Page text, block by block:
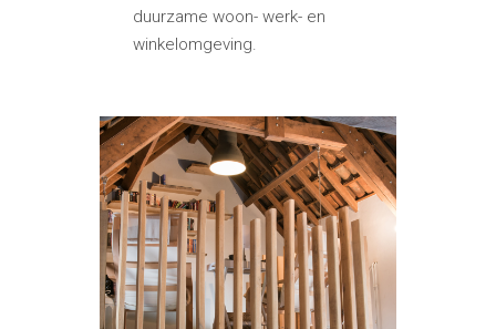
duurzame woon- werk- en
winkelomgeving.